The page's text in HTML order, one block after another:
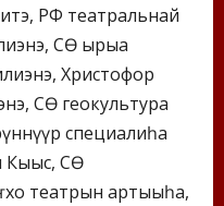
РФ театральнай
СӨ ырыа
Христофор
СӨ геокультура
специалиһа
Кыыс, СӨ
театрын артыыһа,